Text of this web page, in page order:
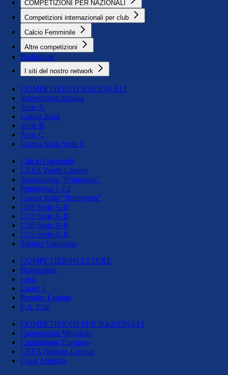
COMPETIZIONI PER NAZIONALI
Competizioni internazionali per club
Calcio Femminile
Altre competizioni
Redazione
I siti del nostro network
COMPETIZIONI NAZIONALI
Supercoppa Italiana
Serie A
Coppa Italia
Serie B
Serie C
Coppa Italia Serie C
Calcio Giovanile
UEFA Youth League
Supercoppa "Primavera"
Primavera 1 e 2
Coppa Italia "Primavera"
U18 Serie A-B
U17 Serie A-B
U16 Serie A-B
U15 Serie A-B
Torneo Viareggio
COMPETIZIONI ESTERE
Bundesliga
Liga
Ligue 1
Premier League
F.A. Cup
COMPETIZIONI PER NAZIONALI
Campionato Mondiale
Campionato Europeo
UEFA Nations League
Copa America